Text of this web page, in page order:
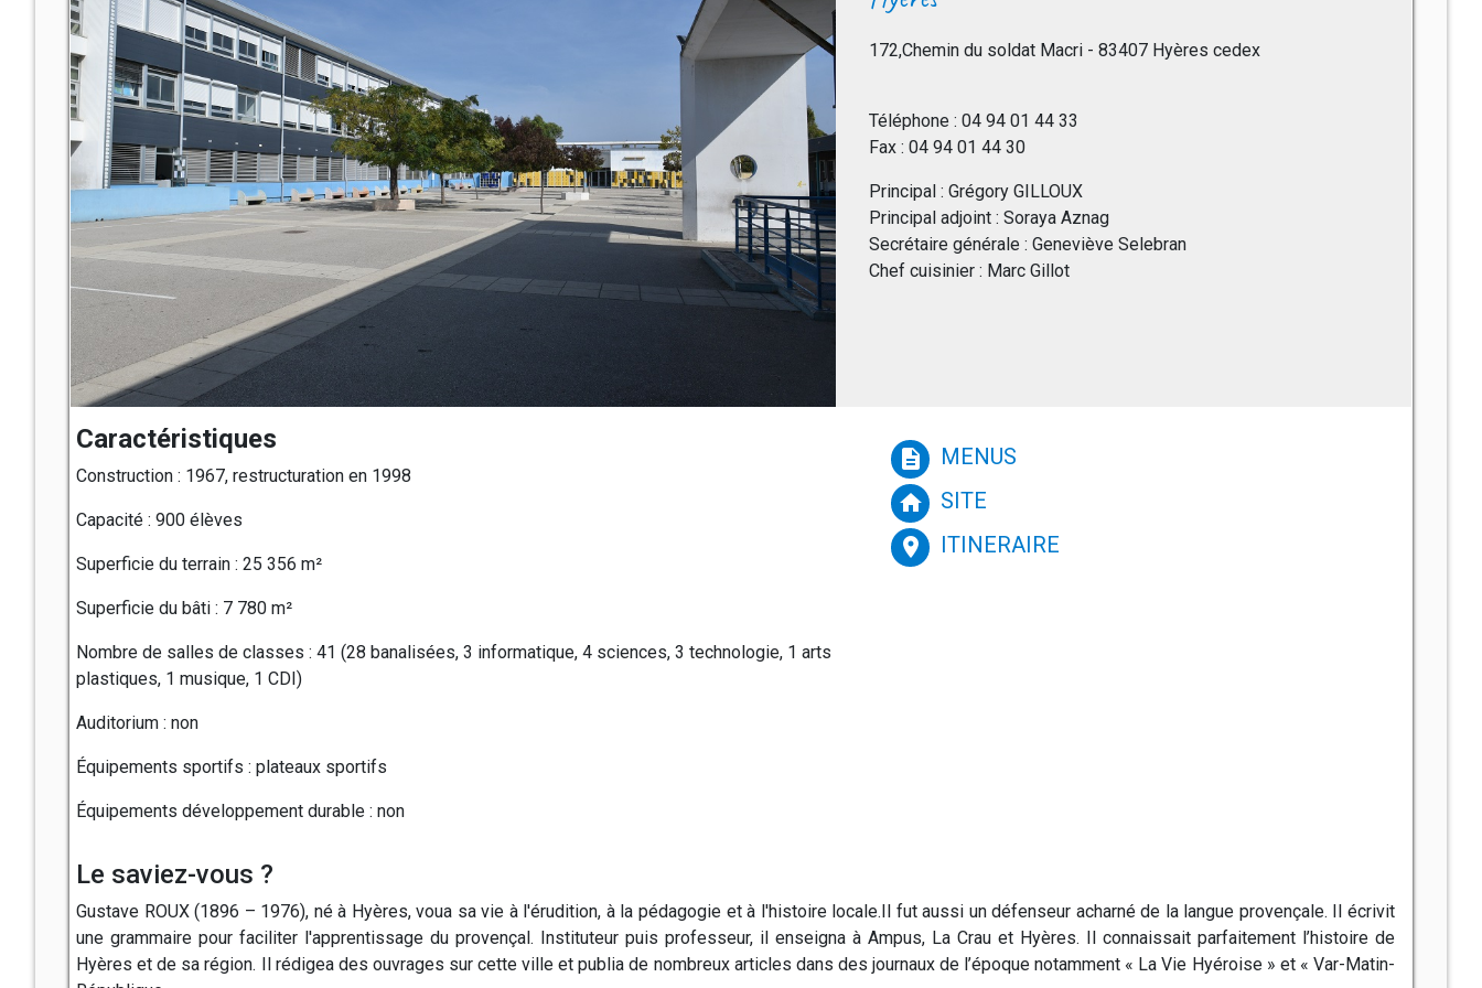
172,Chemin du soldat Macri - 83407 Hyères cedex
Téléphone : 04 94 01 44 33
Fax : 04 94 01 44 30
Principal : Grégory GILLOUX
Principal adjoint : Soraya Aznag
Secrétaire générale : Geneviève Selebran
Chef cuisinier : Marc Gillot
Caractéristiques
Construction : 1967, restructuration en 1998
Capacité : 900 élèves
Superficie du terrain : 25 356 m²
Superficie du bâti : 7 780 m²
Nombre de salles de classes : 41 (28 banalisées, 3 informatique, 4 sciences, 3 technologie, 1 arts
plastiques, 1 musique, 1 CDI)
Auditorium : non
Équipements sportifs : plateaux sportifs
Équipements développement durable : non
description
MENUS
home
SITE
place
ITINERAIRE
Le saviez-vous ?
Gustave ROUX (1896 – 1976), né à Hyères, voua sa vie à l'érudition, à la pédagogie et à l'histoire locale.Il fut aussi un défenseur acharné de la langue provençale. Il écrivit
une grammaire pour faciliter l'apprentissage du provençal. Instituteur puis professeur, il enseigna à Ampus, La Crau et Hyères. Il connaissait parfaitement l’histoire de
Hyères et de sa région. Il rédigea des ouvrages sur cette ville et publia de nombreux articles dans des journaux de l’époque notamment « La Vie Hyéroise » et « Var-Matin-